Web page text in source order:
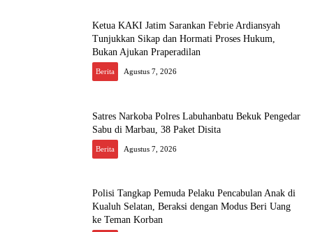
Ketua KAKI Jatim Sarankan Febrie Ardiansyah
Tunjukkan Sikap dan Hormati Proses Hukum,
Bukan Ajukan Praperadilan
Berita Agustus 7, 2026
Satres Narkoba Polres Labuhanbatu Bekuk Pengedar
Sabu di Marbau, 38 Paket Disita
Berita Agustus 7, 2026
Polisi Tangkap Pemuda Pelaku Pencabulan Anak di
Kualuh Selatan, Beraksi dengan Modus Beri Uang
ke Teman Korban